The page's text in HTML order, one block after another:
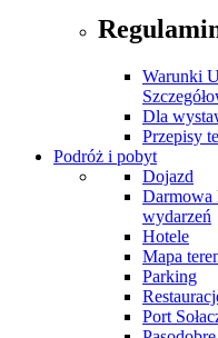
Warunki
Dla
Przepisy
Podróż i pobyt
Dojazd
Darmowa
wydarzeń
Hotele
Mapa
Parking
Port